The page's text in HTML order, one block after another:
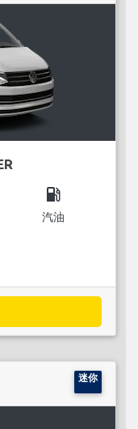
local_gas_station
汽油
迷你